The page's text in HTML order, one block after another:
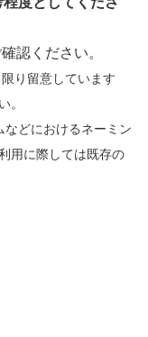
認ください。
り留意しています
。
どにおけるネーミン
用に際しては既存の